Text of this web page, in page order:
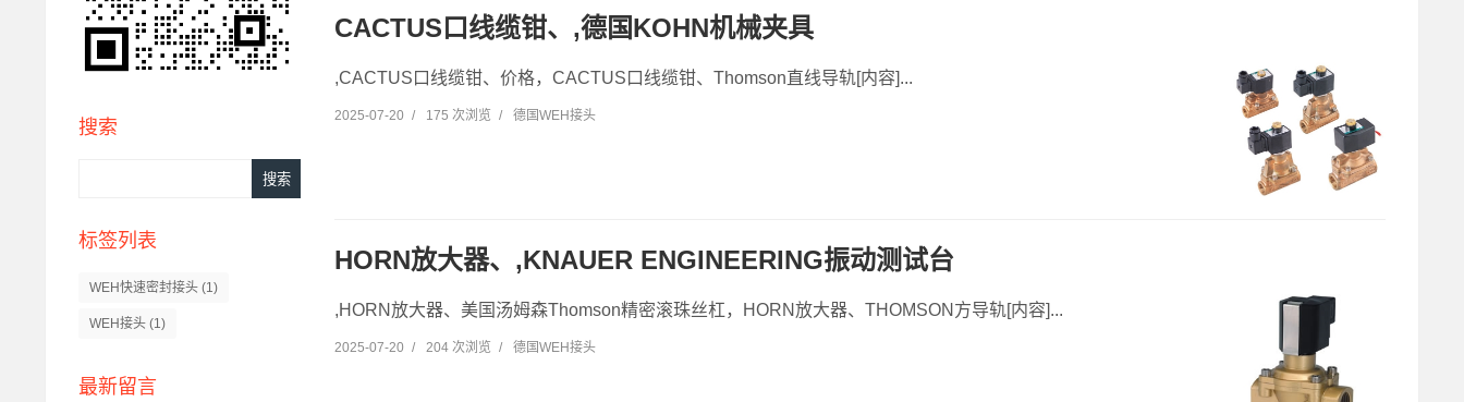
搜索
标签列表
WEH快速密封接头 (1)
WEH接头 (1)
最新留言
CACTUS口线缆钳、,德国KOHN机械夹具
,CACTUS口线缆钳、价格，CACTUS口线缆钳、Thomson直线导轨[内容]...
2025-07-20 / 175 次浏览 / 德国WEH接头
HORN放大器、,KNAUER ENGINEERING振动测试台
,HORN放大器、美国汤姆森Thomson精密滚珠丝杠，HORN放大器、THOMSON方导轨[内容]...
2025-07-20 / 204 次浏览 / 德国WEH接头